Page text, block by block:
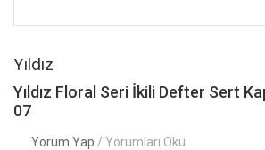
Yıldız
Yıldız Floral Seri İkili Defter Sert
07
Yorum Yap / Yorumları Oku